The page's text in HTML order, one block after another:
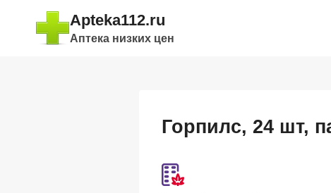
содержимому
Apteka112.ru
Аптека низких цен
Горпилс, 24 шт,